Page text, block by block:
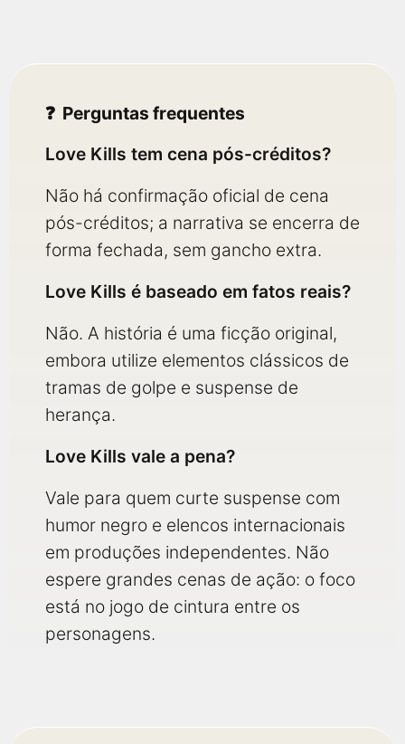
Perguntas frequentes
Love Kills tem cena pós-créditos?
Não há confirmação oficial de cena
pós-créditos; a narrativa se encerra de
forma fechada, sem gancho extra.
Love Kills é baseado em fatos reais?
Não. A história é uma ficção original,
embora utilize elementos clássicos de
tramas de golpe e suspense de
herança.
Love Kills vale a pena?
Vale para quem curte suspense com
humor negro e elencos internacionais
em produções independentes. Não
espere grandes cenas de ação: o foco
está no jogo de cintura entre os
personagens.